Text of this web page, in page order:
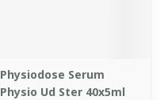
Physiodose Serum
Physio Ud Ster 40x5ml